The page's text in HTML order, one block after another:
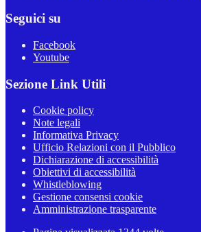
Seguici su
Facebook
Youtube
Sezione Link Utili
Cookie policy
Note legali
Informativa Privacy
Ufficio Relazioni con il Pubblico
Dichiarazione di accessibilità
Obiettivi di accessibilità
Whistleblowing
Gestione consensi cookie
Amministrazione trasparente